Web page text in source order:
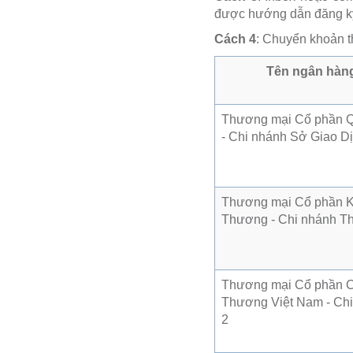
được hướng dẫn đăng
Cách 4: Chuyển khoản
Tên ngân
Thương mại Cổ phần
- Chi nhánh Sở Giao
Thương mại Cổ phần
Thương - Chi nhánh
Thương mại Cổ phần
Thương Việt Nam -
2